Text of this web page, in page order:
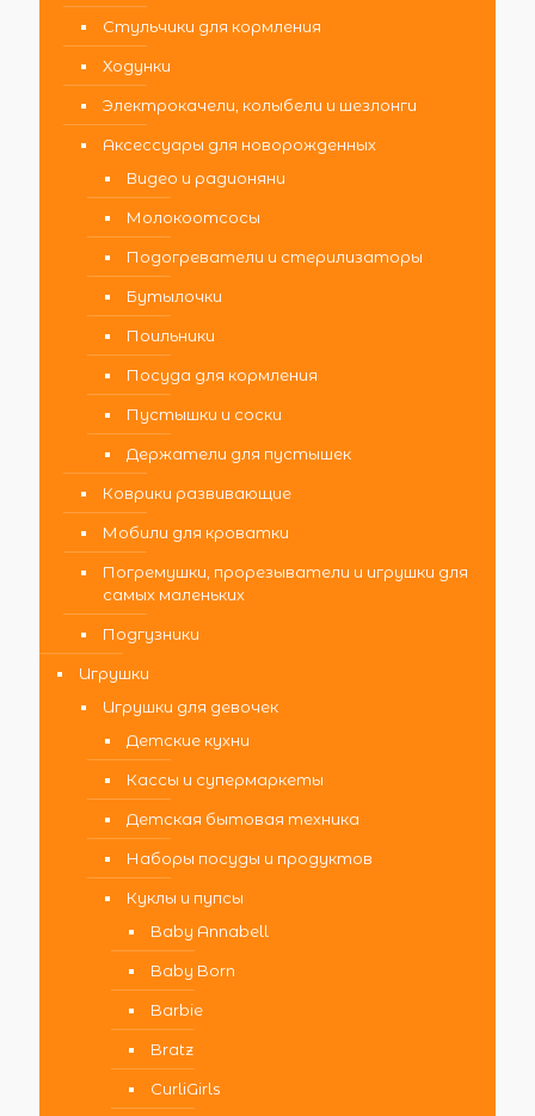
Стульчики для кормления
Ходунки
Электрокачели, колыбели и шезлонги
Аксессуары для новорожденных
Видео и радионяни
Молокоотсосы
Подогреватели и стерилизаторы
Бутылочки
Поильники
Посуда для кормления
Пустышки и соски
Держатели для пустышек
Коврики развивающие
Мобили для кроватки
Погремушки, прорезыватели и игрушки для
самых маленьких
Подгузники
Игрушки
Игрушки для девочек
Детские кухни
Кассы и супермаркеты
Детская бытовая техника
Наборы посуды и продуктов
Куклы и пупсы
Baby Annabell
Baby Born
Barbie
Bratz
CurliGirls